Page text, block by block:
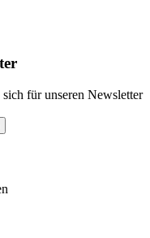
für unseren Newsletter